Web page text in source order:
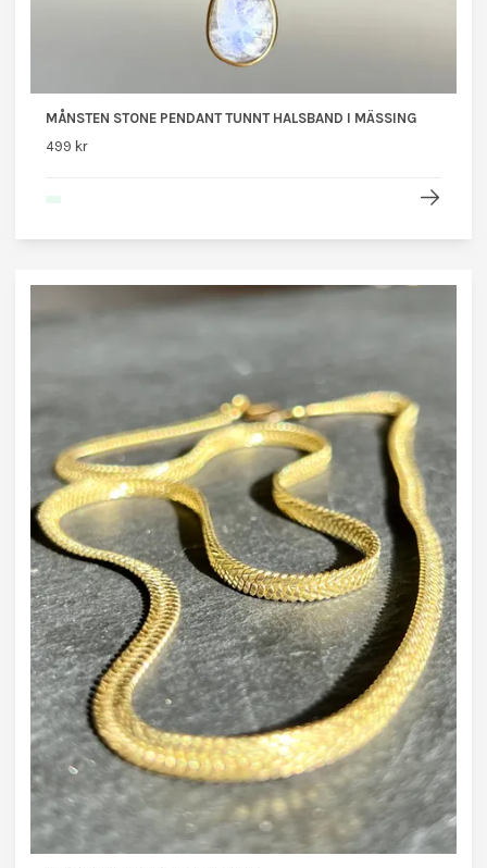
MÅNSTEN STONE PENDANT TUNNT HALSBAND I MÄSSING
499 kr